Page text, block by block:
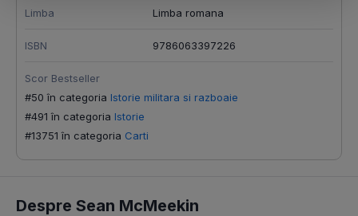
Limba Limba romana
ISBN 9786063397226
Scor Bestseller
#50 în categoria Istorie militara si razboaie
#491 în categoria Istorie
#13751 în categoria Carti
Despre Sean McMeekin